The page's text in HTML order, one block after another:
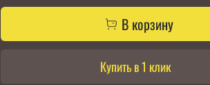
В корзину
Купить в 1 клик